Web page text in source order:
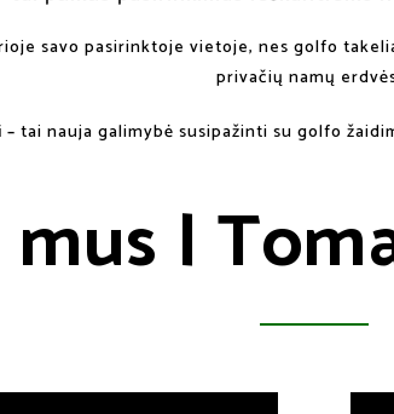
savo pasirinktoje vietoje, nes golfo
privačių namų
tai nauja galimybė susipažinti su golfo
|